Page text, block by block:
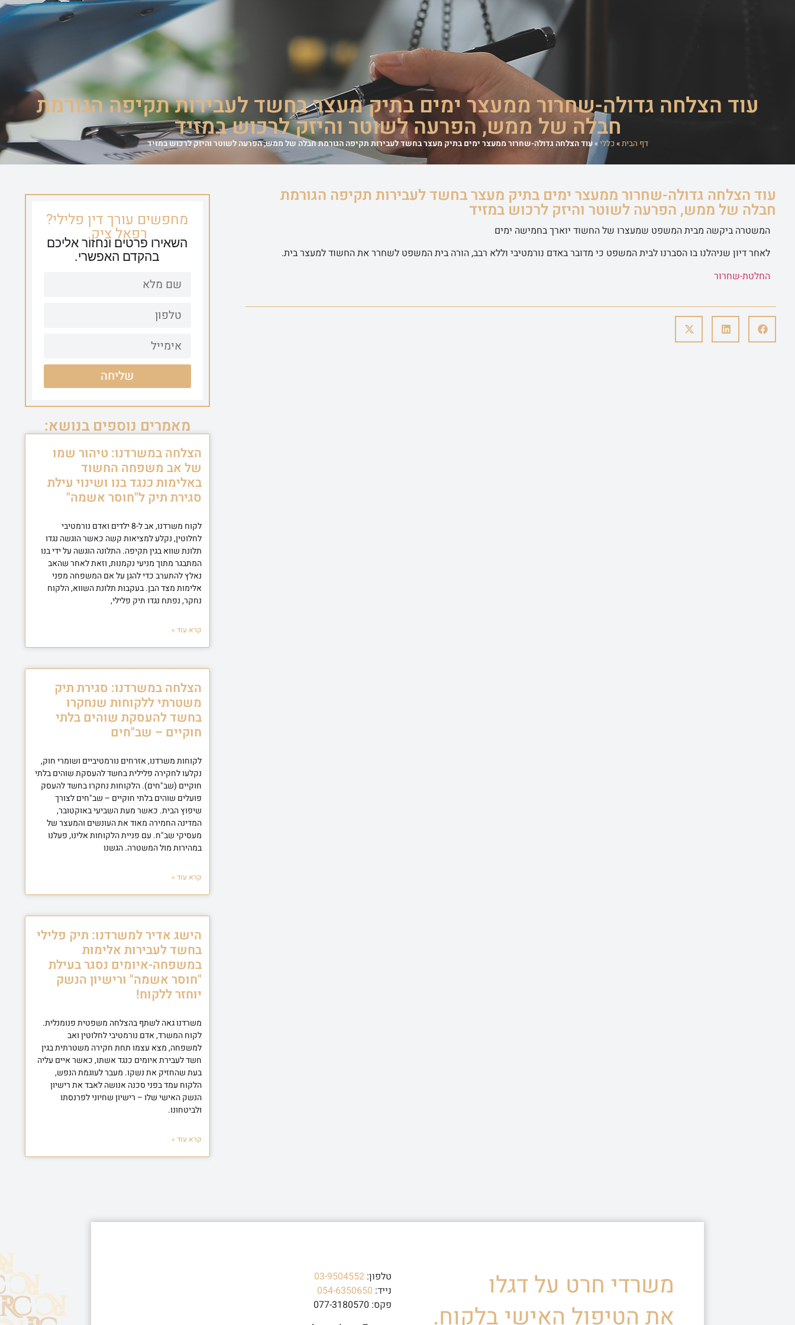
שירותי המשרד אודות המשרד מדריכים משפטיים
עוד הצלחה גדולה-שחרור ממעצר ימים בתיק מעצר בחשד לעבירות תקיפה הגורמת
חבלה של ממש, הפרעה לשוטר והיזק לרכוש במזיד
דף הבית» כללי»עוד הצלחה גדולה-שחרור ממעצר ימים בתיק מעצר בחשד לעבירות תקיפה הגורמת חבלה של ממש, הפרעה לשוטר והיזק לרכוש במזיד
עוד הצלחה גדולה-שחרור ממעצר ימים בתיק מעצר בחשד לעבירות תקיפה הגורמת
חבלה של ממש, הפרעה לשוטר והיזק לרכוש במזיד
המשטרה ביקשה מבית המשפט שמעצרו של החשוד יוארך בחמישה ימים
לאחר דיון שניהלנו בו הסברנו לבית המשפט כי מדובר באדם נורמטיבי וללא רבב, הורה בית המשפט לשחרר את החשוד למעצר בית.
החלטת-שחרור
מחפשים עורך דין פלילי?
רפאל ציק.
השאירו פרטים ונחזור אליכם
בהקדם האפשרי.
שליחה
מאמרים נוספים בנושא:
הצלחה במשרדנו: טיהור שמו
של אב משפחה החשוד
באלימות כנגד בנו ושינוי עילת
סגירת תיק ל"חוסר אשמה"
לקוח משרדנו, אב ל-8 ילדים ואדם נורמטיבי
לחלוטין, נקלע למציאות קשה כאשר הוגשה נגדו
תלונת שווא בגין תקיפה. התלונה הוגשה על ידי בנו
המתבגר מתוך מניעי נקמנות, וזאת לאחר שהאב
נאלץ להתערב כדי להגן על אם המשפחה מפני
אלימות מצד הבן. בעקבות תלונת השווא, הלקוח
נחקר, נפתח נגדו תיק פלילי,
קרא עוד »
הצלחה במשרדנו: סגירת תיק
משטרתי ללקוחות שנחקרו
בחשד להעסקת שוהים בלתי
חוקיים – שב"חים
לקוחות משרדנו, אזרחים נורמטיביים ושומרי חוק,
נקלעו לחקירה פלילית בחשד להעסקת שוהים בלתי
חוקיים (שב"חים). הלקוחות נחקרו בחשד להעסק
פועלים שוהים בלתי חוקיים – שב"חים לצורך
שיפוץ הבית. כאשר מעת השביעי באוקטובר,
המדינה החמירה מאוד את העונשים והמעצר של
מעסיקי שב"ח. עם פניית הלקוחות אלינו, פעלנו
במהירות מול המשטרה. הגשנו
קרא עוד »
הישג אדיר למשרדנו: תיק פלילי
בחשד לעבירות אלימות
במשפחה-איומים נסגר בעילת
"חוסר אשמה" ורישיון הנשק
יוחזר ללקוח!
משרדנו גאה לשתף בהצלחה משפטית פנומנלית.
לקוח המשרד, אדם נורמטיבי לחלוטין ואב
למשפחה, מצא עצמו תחת חקירה משטרתית בגין
חשד לעבירת איומים כנגד אשתו, כאשר איים עליה
בעת שהחזיק את נשקו. מעבר לעוגמת הנפש,
הלקוח עמד בפני סכנה אנושה לאבד את רישיון
הנשק האישי שלו – רישיון שחיוני לפרנסתו
ולביטחונו.
קרא עוד »
משרדי חרט על דגלו
את הטיפול האישי בלקוח.
טלפון: 03-9504552
נייד: 054-6350650
פקס: 077-3180570